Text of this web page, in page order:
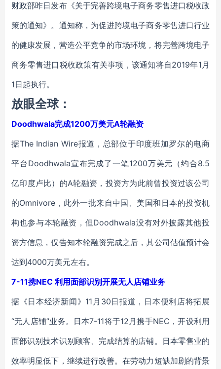
财政部昨日发布《关于完善跨境电子商务零售进口税收政
策的通知》。通知称，为促进跨境电子商务零售进口行业
的健康发展，营造公平竞争的市场环境，将完善跨境电子
商务零售进口税收政策有关事项，该通知将自2019年1月
1日起执行。
放眼全球：
Doodhwala完成1200万美元A轮融资
据The Indian Wire报道，总部位于印度班加罗尔的电商
平台Doodhwala宣布完成了一笔1200万美元（约合8.5
亿印度卢比）的A轮融资，投资方为此前曾投资过该公司
的Omnivore，此外一批来自中国、美国和日本的投资机
构也参与本轮融资，但Doodhwala没有对外披露其他投
资方信息，仅告知本轮融资完成之后，其公司估值预计会
达到4000万美元左右。
7-11携NEC 利用面部识别开展无人店铺业务
据《日本经济新闻》11月30日报道，日本便利店将拓展
“无人店铺”业务。日本7-11将于12月携手NEC，开设利用
面部识别技术识别顾客、完成结算的店铺。日本零售业的
效率明显低下，继续进行改善。在劳动力短缺加剧的背景